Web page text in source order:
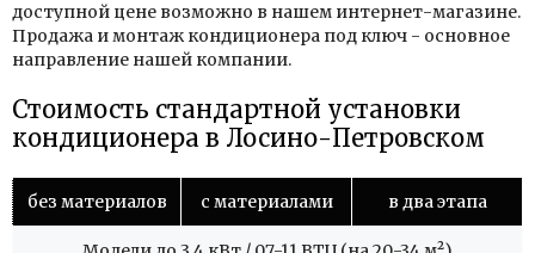
доступной цене возможно в нашем интернет-магазине.
Продажа и монтаж кондиционера под ключ - основное
направление нашей компании.
Стоимость стандартной установки
кондиционера в Лосино-Петровском
без материалов с материалами в два этапа